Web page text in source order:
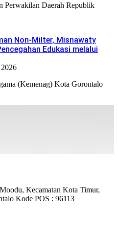
Daerah Republik
Non-Milter, Misnawaty
Edukasi melalui
(Kemenag) Kota Gorontalo
Kecamatan Kota Timur,
Kode POS : 96113